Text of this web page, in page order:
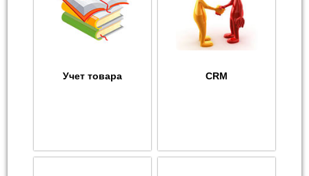
Учет товара CRM